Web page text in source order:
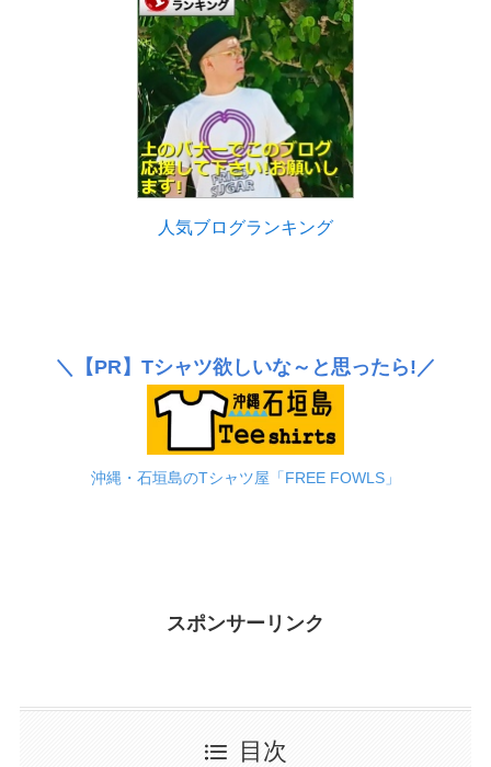
人気ブログランキング
＼ 【PR】 Tシャツ欲しいな～と思ったら!／
沖縄・石垣島のTシャツ屋「FREE FOWLS」
スポンサーリンク
目次